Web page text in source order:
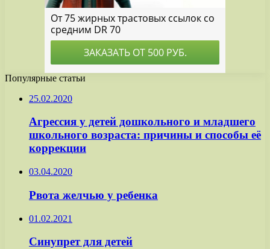
Популярные статьи
25.02.2020
Агрессия у детей дошкольного и младшего
школьного возраста: причины и способы её
коррекции
03.04.2020
Рвота желчью у ребенка
01.02.2021
Синупрет для детей